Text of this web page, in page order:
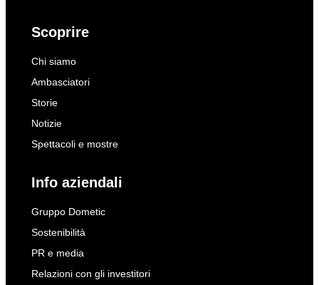
Scoprire
Chi siamo
Ambasciatori
Storie
Notizie
Spettacoli e mostre
Info aziendali
Gruppo Dometic
Sostenibilità
PR e media
Relazioni con gli investitori